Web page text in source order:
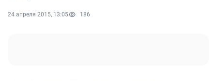
24 апреля 2015, 13:05 186